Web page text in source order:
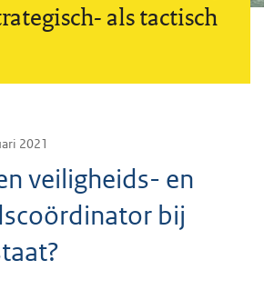
als tactisch
veiligheids- en
bij
2021